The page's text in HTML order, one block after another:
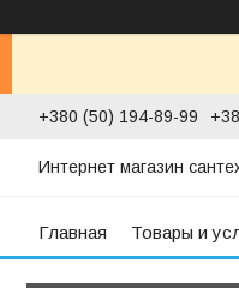
+380 (50) 194-89-99
Интернет магазин
Главная Товары и